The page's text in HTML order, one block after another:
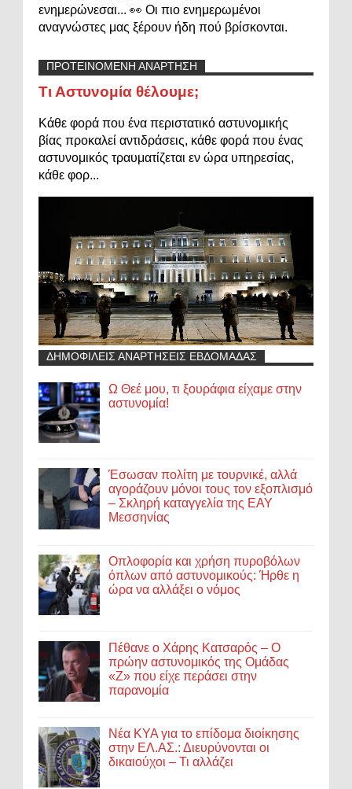
ενημερώνεσαι... 👀 Οι πιο ενημερωμένοι
αναγνώστες μας ξέρουν ήδη πού βρίσκονται.
ΠΡΟΤΕΙΝΟΜΕΝΗ ΑΝΑΡΤΗΣΗ
Τι Αστυνομία θέλουμε;
Κάθε φορά που ένα περιστατικό αστυνομικής
βίας προκαλεί αντιδράσεις, κάθε φορά που ένας
αστυνομικός τραυματίζεται εν ώρα υπηρεσίας,
κάθε φορ...
ΔΗΜΟΦΙΛΕΙΣ ΑΝΑΡΤΗΣΕΙΣ ΕΒΔΟΜΑΔΑΣ
Ω Θεέ μου, τι ξουράφια είχαμε στην
αστυνομία!
Έσωσαν πολίτη με τουρνικέ, αλλά
αγοράζουν μόνοι τους τον εξοπλισμό
– Σκληρή καταγγελία της ΕΑΥ
Μεσσηνίας
Οπλοφορία και χρήση πυροβόλων
όπλων από αστυνομικούς: Ήρθε η
ώρα να αλλάξει ο νόμος
Πέθανε ο Χάρης Κατσαρός – Ο
πρώην αστυνομικός της Ομάδας
«Ζ» που είχε περάσει στην
παρανομία
Νέα ΚΥΑ για το επίδομα διοίκησης
στην ΕΛ.ΑΣ.: Διευρύνονται οι
δικαιούχοι – Τι αλλάζει